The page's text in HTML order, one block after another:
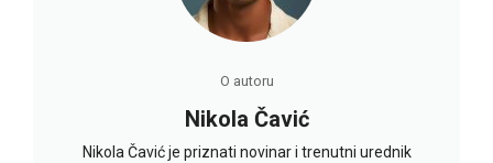
O autoru
Nikola Čavić
Nikola Čavić je priznati novinar i trenutni urednik